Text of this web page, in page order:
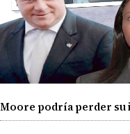
Moore podría perder